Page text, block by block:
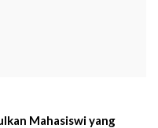
Mahasiswi yang